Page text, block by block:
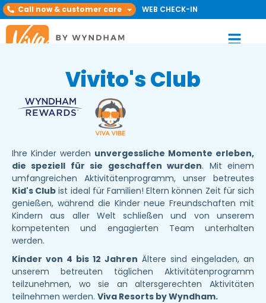
Call now & customer care WEB CHECK-IN
Vivito's Club
Ihre Kinder werden unvergessliche Momente erleben,
die speziell für sie geschaffen wurden. Mit einem
umfangreichen Aktivitätenprogramm, unser betreutes
Kid's Club ist ideal für Familien! Eltern können Zeit für sich
genießen, während die Kinder neue Freundschaften mit
Kindern aus aller Welt schließen und von unserem
kompetenten und engagierten Team unterhalten
werden.
Kinder von 4 bis 12 Jahren Ältere sind eingeladen, an
unserem betreuten täglichen Aktivitätenprogramm
teilzunehmen, wo sie an altersgerechten Aktivitäten
teilnehmen werden. Viva Resorts by Wyndham.